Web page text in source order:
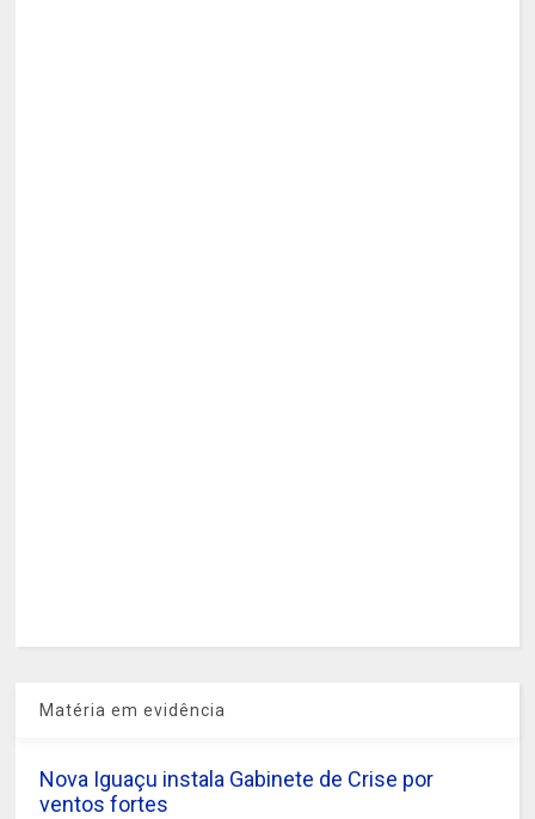
Matéria em evidência
Nova Iguaçu instala Gabinete de Crise por
ventos fortes